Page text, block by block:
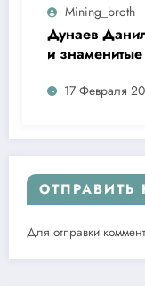
Mining_broth
Дунаев
и
17 Февраля
ОТПРАВИТЬ
Для отправки